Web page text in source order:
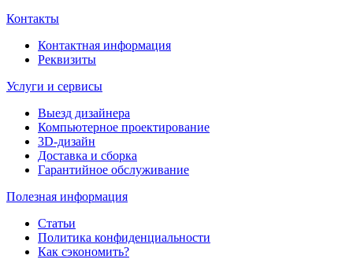
Контакты
Контактная информация
Реквизиты
Услуги и сервисы
Выезд дизайнера
Компьютерное проектирование
3D-дизайн
Доставка и сборка
Гарантийное обслуживание
Полезная информация
Статьи
Политика конфиденциальности
Как сэкономить?